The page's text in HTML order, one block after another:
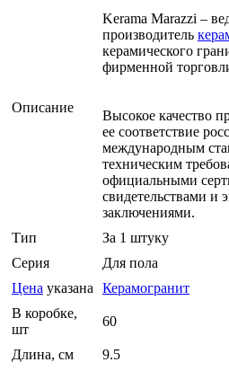
Описание
Kerama Marazzi –
производитель
керамического
фирменной
Высокое качество
ее соответствие
международным
техническим
официальными
свидетельствами и
заключениями.
Тип
За 1 штуку
Серия
Для пола
Цена указана Керамогранит
В коробке,
шт
60
Длина, см
9.5